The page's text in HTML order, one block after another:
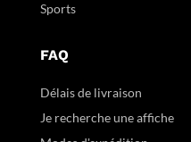
Sports
FAQ
Délais de livraison
Je recherche une affiche